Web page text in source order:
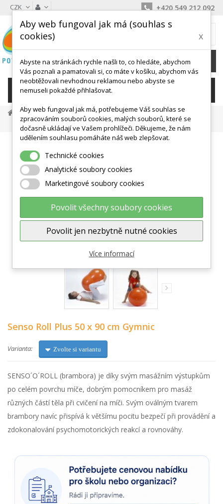
CZK +420 549 212 092
0 Kč
KATEGORIE
Míče, Válce, Hopsadla
Elipsy, Reha Válce
Senso Roll Plus 50 X 90 Cm Gymnic
Zobrazit větší
Senso Roll Plus 50 x 90 cm Gymnic
Varianta: Zvolte si variantu
SENSO´O´ROLL (brambora) je díky svým masážním výstupkům
po celém povrchu míče, dobrým pomocníkem pro masáž
různých částí těla při cvičení na míči. Svým oválným tvarem
brambory navíc přispívá k většímu pocitu bezpečí při provádění a
zdokonalování psychomotorických reakcí a rovnováhy.
Aby web fungoval jak má (souhlas s
cookies)
x
Abyste na stránkách rychle našli to, co hledáte, abychom
Vás poznali a pamatovali si, co máte v košíku, abychom vás
neobtěžovali nevhodnou reklamou nebo abyste se
nemuseli pokaždé přihlašovat.
Aby web fungoval jak má, potřebujeme Váš souhlas se
zpracováním souborů cookies, malých souborů, které se
dočasně ukládají ve Vašem prohlížeči. Děkujeme, že nám
udělením souhlasu pomáháte náš web zlepšovat.
Technické cookies
Analytické soubory cookies
Marketingové soubory cookies
Povolit všechny soubory cookies
Povolit jen nezbytně nutné cookies
Více informací